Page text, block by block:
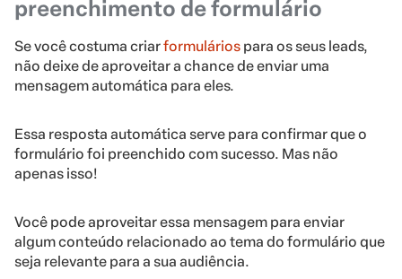
preenchimento de formulário
Se você costuma criarformulários para os seus leads,
não deixe de aproveitar a chance de enviar uma
mensagem automática para eles.
Essa resposta automática serve para confirmar que o
formulário foi preenchido com sucesso. Mas não
apenas isso!
Você pode aproveitar essa mensagem para enviar
algum conteúdo relacionado ao tema do formulário que
seja relevante para a sua audiência.